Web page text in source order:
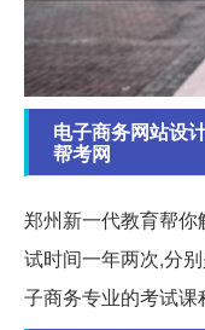
电子商务网站设
帮考网
郑州新一代教育帮
试时间一年两次,分
子商务专业的考试课